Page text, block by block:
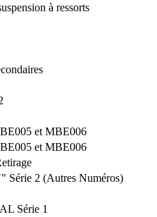
à ressorts
et MBE006
et MBE006
Série 2 (Autres Numéros)
Série 1